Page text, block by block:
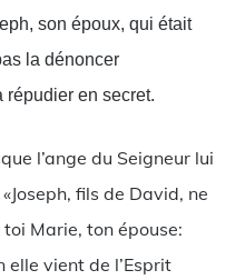
son époux, qui était
la dénoncer
en secret.
l’ange du Seigneur lui
fils de David, ne
Marie, ton épouse:
elle vient de l’Esprit